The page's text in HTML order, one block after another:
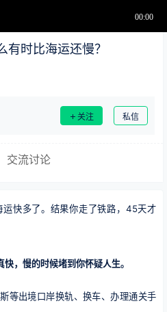
有时比海运还慢？
关注 私信
交流讨论
快多了。结果你走了铁路，45天才
，慢的时候堵到你怀疑人生。
等出境口岸换轨、换车、办理通关手